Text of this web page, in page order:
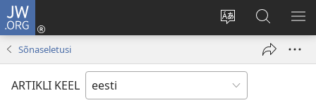
JW.ORG
Muuda
veebisaidi
Logi
sisse
akna)
Otsi
saidilt
JW.ORG
Sõnaseletusi
ARTIKLI KEEL